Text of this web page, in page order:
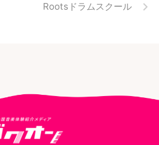
Rootsドラムスクール